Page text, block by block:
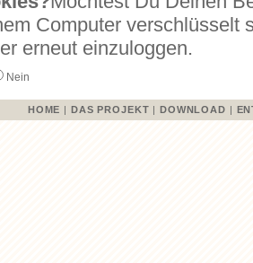
Computer verschlüsselt
erneut einzuloggen.
Nein
HOME | DAS PROJEKT | DOWNLOAD |